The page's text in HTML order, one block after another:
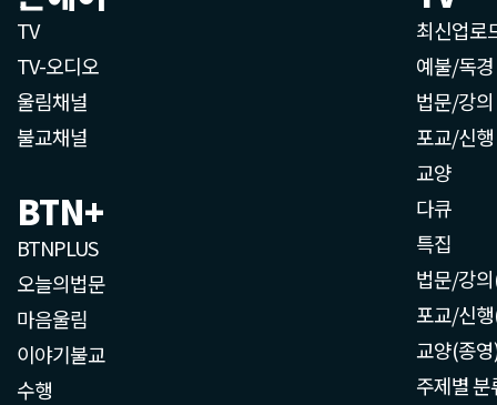
TV
TV-오디오
울림채널
불교채널
BTN+
BTNPLUS
오늘의법문
마음울림
이야기불교
수행
최신업로
예불/독경
법문/강의
포교/신행
교양
다큐
특집
법문/강
포교/신
교양(종
주제별 분